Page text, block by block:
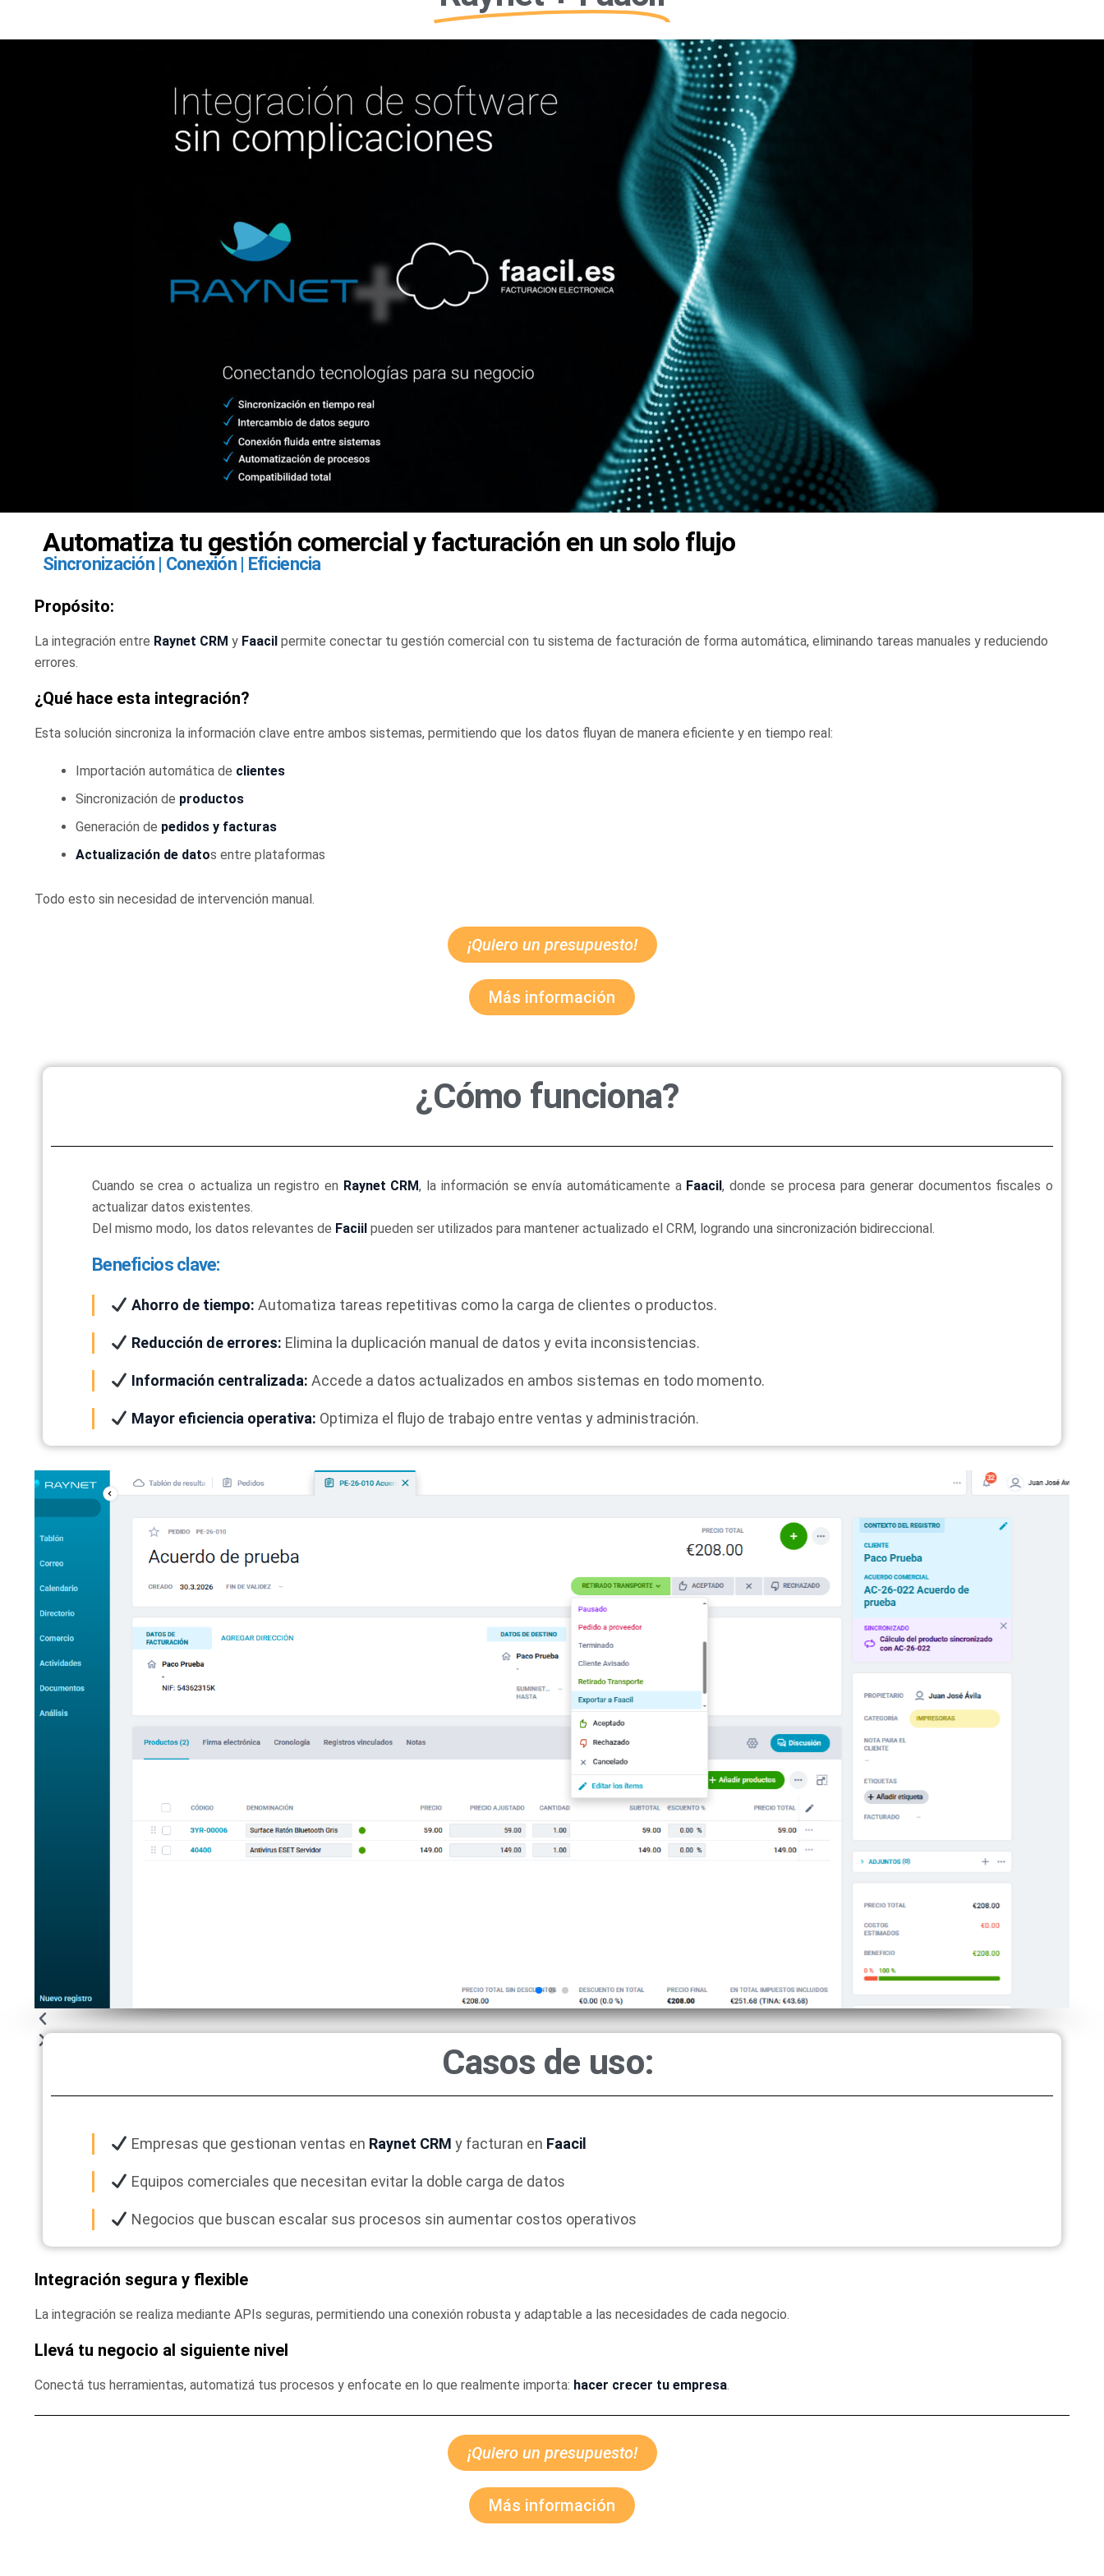
Automatiza tu gestión comercial y facturación en un solo flujo
Sincronización | Conexión | Eficiencia
Propósito:
La integración entre Raynet CRM y Faacil permite conectar tu gestión comercial con tu sistema de facturación de forma automática, eliminando tareas manuales y reduciendo
errores.
¿Qué hace esta integración?
Esta solución sincroniza la información clave entre ambos sistemas, permitiendo que los datos fluyan de manera eficiente y en tiempo real:
Importación automática de clientes
Sincronización de productos
Generación de pedidos y facturas
Actualización de datos entre plataformas
Todo esto sin necesidad de intervención manual.
¡Quiero un presupuesto!
Más información
¿Cómo funciona?
Cuando se crea o actualiza un registro en Raynet CRM, la información se envía automáticamente a Faacil, donde se procesa para generar documentos fiscales o
actualizar datos existentes.
Del mismo modo, los datos relevantes de Faciil pueden ser utilizados para mantener actualizado el CRM, logrando una sincronización bidireccional.
Beneficios clave:
Ahorro de tiempo: Automatiza tareas repetitivas como la carga de clientes o productos.
Reducción de errores: Elimina la duplicación manual de datos y evita inconsistencias.
Información centralizada: Accede a datos actualizados en ambos sistemas en todo momento.
Mayor eficiencia operativa: Optimiza el flujo de trabajo entre ventas y administración.
Casos de uso:
Empresas que gestionan ventas en Raynet CRM y facturan en Faacil
Equipos comerciales que necesitan evitar la doble carga de datos
Negocios que buscan escalar sus procesos sin aumentar costos operativos
Integración segura y flexible
La integración se realiza mediante APIs seguras, permitiendo una conexión robusta y adaptable a las necesidades de cada negocio.
Llevá tu negocio al siguiente nivel
Conectá tus herramientas, automatizá tus procesos y enfocate en lo que realmente importa: hacer crecer tu empresa.
¡Quiero un presupuesto!
Más información